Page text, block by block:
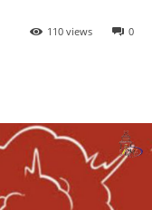
0
110 views